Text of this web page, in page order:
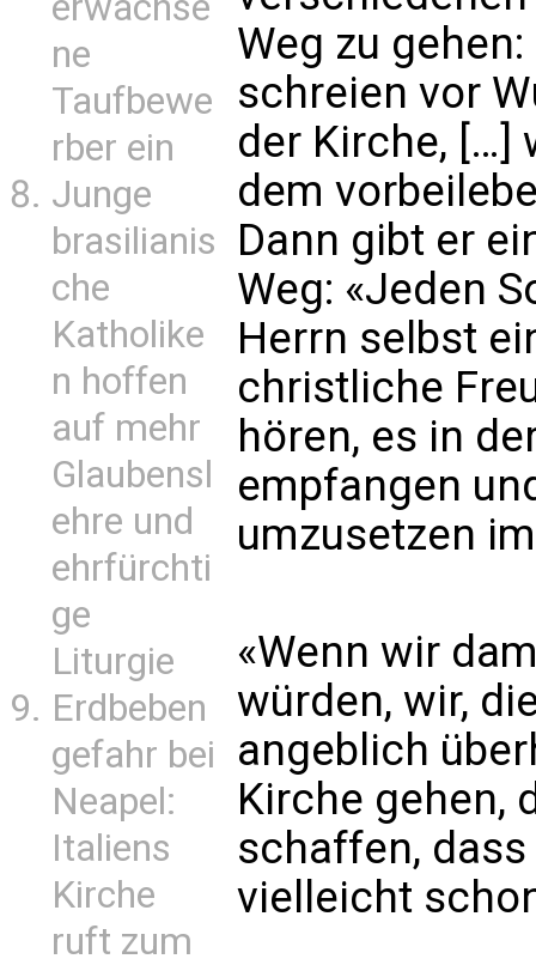
ne
Taufbewe
rber ein
Junge
brasilianis
che
Katholike
n hoffen
auf mehr
Glaubensl
ehre und
ehrfürchti
ge
Liturgie
Erdbeben
gefahr bei
Neapel:
Italiens
Kirche
ruft zum
Weg zu
schreien vor
der Kirche, […]
dem
Dann gibt er
Weg: «Jeden
Herrn selbst
christliche
hören, es in
empfangen
umzusetzen
«Wenn wir
würden, wir,
angeblich
Kirche gehen,
schaffen,
vielleicht